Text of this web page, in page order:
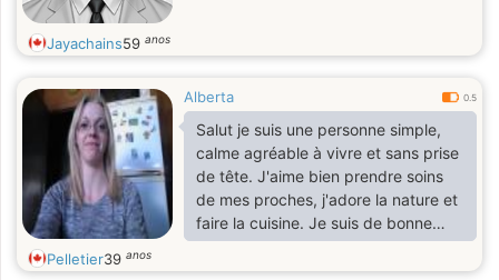
Jayachains59 anos
Alberta 0.5
Salut je suis une personne simple,
calme agréable à vivre et sans prise
de tête. J'aime bien prendre soins
de mes proches, j'adore la nature et
faire la cuisine. Je suis de bonne
compagnie, respectueux des
attente de chacun. Je me suis
Pelletier39 anos